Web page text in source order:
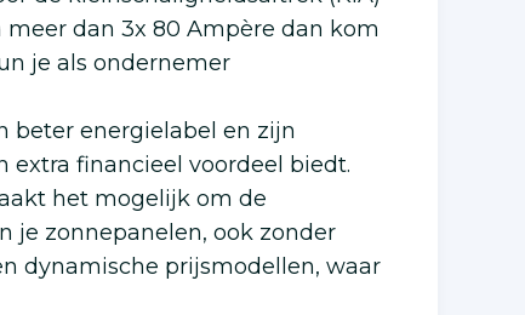
dan 3x 80 Ampère dan kom
je als ondernemer
beter energielabel en zijn
extra financieel voordeel biedt.
het mogelijk om de
je zonnepanelen, ook zonder
dynamische prijsmodellen, waar